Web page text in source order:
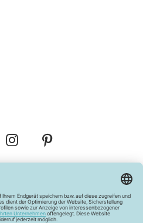
Vertrag widerrufen